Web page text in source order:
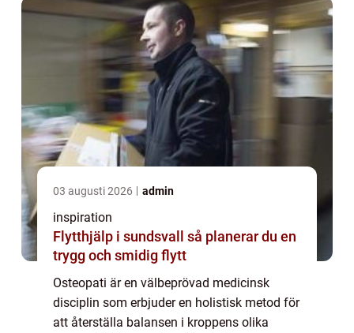
03 augusti 2026 admin
inspiration
Flytthjälp i sundsvall så planerar du en
trygg och smidig flytt
Osteopati är en välbeprövad medicinsk
disciplin som erbjuder en holistisk metod för
att återställa balansen i kroppens olika